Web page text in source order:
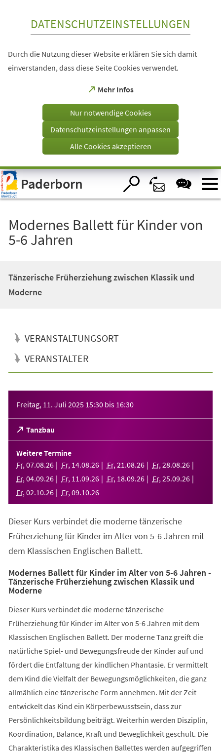
Visuelle
Assistenzsoftware
öffnen.
DATENSCHUTZEINSTELLUNGEN
Durch die Nutzung dieser Website erklären Sie sich damit
einverstanden, dass diese Seite Cookies verwendet.
Mehr Infos
(Öffnet
einem
Tab)
Nur notwendige Cookies
Datenschutzeinstellungen anpassen
Alle Cookies akzeptieren
Paderborn
Modernes Ballett für Kinder von
5-6 Jahren
Tänzerische Früherziehung zwischen Klassik und
Moderne
VERANSTALTUNGSORT
VERANSTALTER
Freitag, 11. Juli 2025 15:30 bis 16:30
Tanzbau
(Öffnet
in
einem
neuen
Tab)
Weitere Termine
Fr, 07.08.26 Fr, 14.08.26 Fr, 21 .08.26 Fr, 28.08.26
Fr, 04.09.26 Fr, 11 .09.26 Fr, 18.09.26 Fr, 25.09.26
Fr, 02.10.26 Fr, 09.10.26
Dieser Kurs verbindet die moderne tänzerische
Früherziehung für Kinder im Alter von 5-6 Jahren mit
dem Klassischen Englischen Ballett.
Modernes Ballett für Kinder im Alter von 5-6 Jahren -
Tänzerische Früherziehung zwischen Klassik und
Moderne
Dieser Kurs verbindet die moderne tänzerische
Früherziehung für Kinder im Alter von 5-6 Jahren mit dem
Klassischen Englischen Ballett. Der moderne Tanz greift die
natürliche Spiel- und Bewegungsfreude der Kinder auf und
fördert die Entfaltung der kindlichen Phantasie. Er vermittelt
dem Kind die Vielfalt der Bewegungsmöglichkeiten, die ganz
allmählich eine tänzerische Form annehmen. Mit der Zeit
entwickelt das Kind ein Körperbewusstsein, dass zur
Persönlichkeitsbildung beiträgt. Weiterhin werden Disziplin,
Koordination, Balance, Kraft und Beweglichkeit geschult. Die
Charakteristika des Klassischen Ballettes werden aufgegriffen